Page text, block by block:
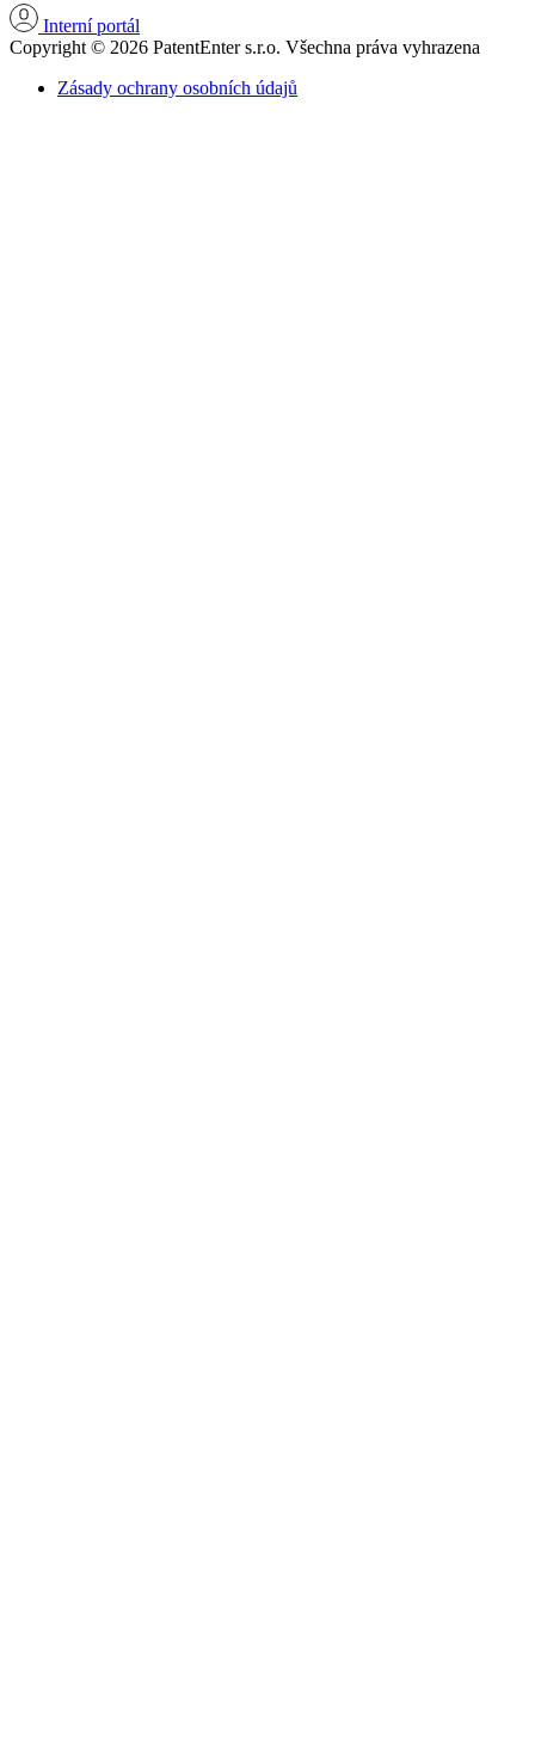
Interní portál
Copyright © 2026 PatentEnter s.r.o. Všechna práva vyhrazena
Zásady ochrany osobních údajů